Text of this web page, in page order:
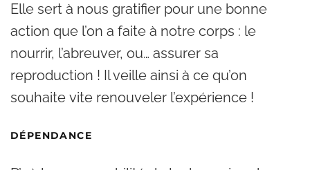
Elle sert à nous gratifier pour une bonne
action que l’on a faite à notre corps : le
nourrir, l’abreuver, ou… assurer sa
reproduction ! Il veille ainsi à ce qu’on
souhaite vite renouveler l’expérience !
DÉPENDANCE